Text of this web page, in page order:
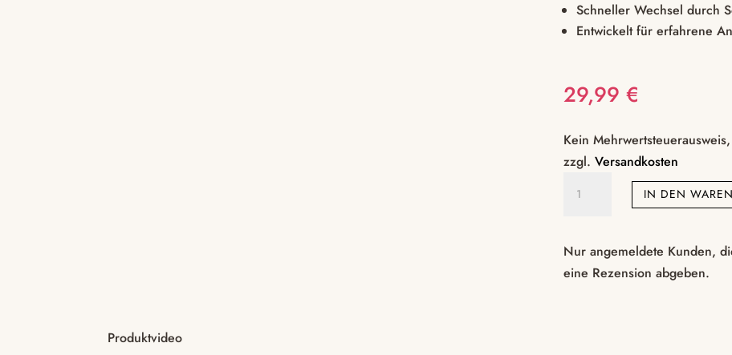
Schneller Wechsel durch
Entwickelt für erfahrene
29,99 €
Kein
zzgl. Versandkosten
Paddle
Spikes
–
IN DEN
Nur angemeldete Kunden,
eine Rezension abgeben.
Produktvideo